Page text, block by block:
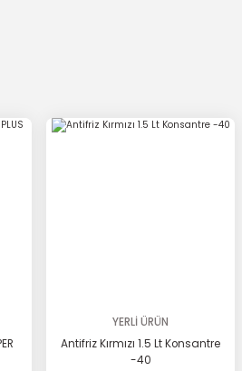
YERLİ ÜRÜN
Antifriz Kırmızı 1.5 Lt Konsantre
-40